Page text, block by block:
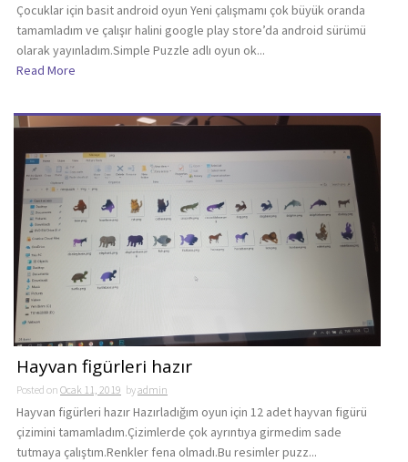
Çocuklar için basit android oyun Yeni çalışmamı çok büyük oranda
tamamladım ve çalışır halini google play store’da android sürümü
olarak yayınladım.Simple Puzzle adlı oyun ok...
Read More
Hayvan figürleri hazır
Posted on Ocak 11, 2019 byadmin
Hayvan figürleri hazır Hazırladığım oyun için 12 adet hayvan figürü
çizimini tamamladım.Çizimlerde çok ayrıntıya girmedim sade
tutmaya çalıştım.Renkler fena olmadı.Bu resimler puzz...